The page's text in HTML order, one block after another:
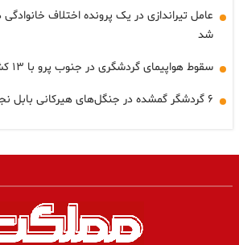
عامل تیراندازی در یک پرونده اختلاف
شد
سقوط هواپیمای گردشگری در جنوب پرو با ۱۳ کشته + فیلم
۶ گردشگر گمشده در جنگل‌های هیرکانی بابل نجات یافتند